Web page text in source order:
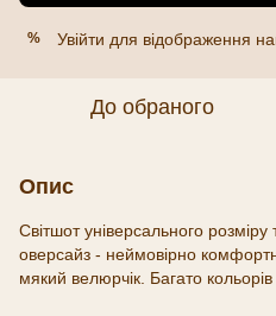
% Увійти для відображення
До обраного
Опис
Світшот універсального
оверсайз - неймовірно
мякий велюрчік. Багато